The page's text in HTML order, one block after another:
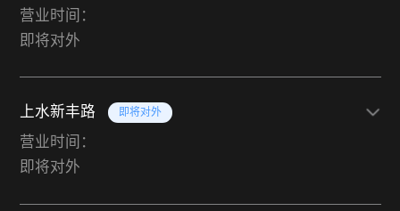
营业时间：
即将对外
上水新丰路 即将对外
营业时间：
即将对外